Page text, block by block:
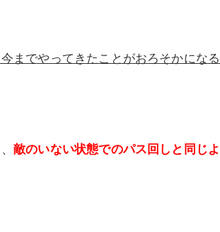
までやってきたことがおろそかになる
敵のいない状態でのパス回しと同じよ